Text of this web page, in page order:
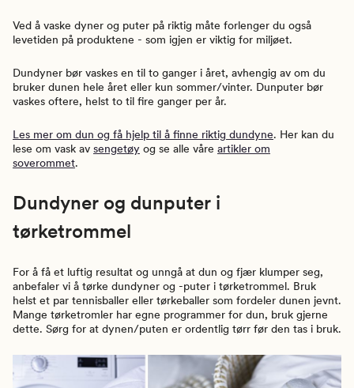
Ved å vaske dyner og puter på riktig måte forlenger du også
levetiden på produktene - som igjen er viktig for miljøet.
Dundyner bør vaskes en til to ganger i året, avhengig av om du
bruker dunen hele året eller kun sommer/vinter. Dunputer bør
vaskes oftere, helst to til fire ganger per år.
Les mer om dun og få hjelp til å finne riktig dundyne. Her kan du
lese om vask av sengetøy og se alle våre artikler om
soverommet.
Dundyner og dunputer i
tørketrommel
For å få et luftig resultat og unngå at dun og fjær klumper seg,
anbefaler vi å tørke dundyner og -puter i tørketrommel. Bruk
helst et par tennisballer eller tørkeballer som fordeler dunen jevnt.
Mange tørketromler har egne programmer for dun, bruk gjerne
dette. Sørg for at dynen/puten er ordentlig tørr før den tas i bruk.